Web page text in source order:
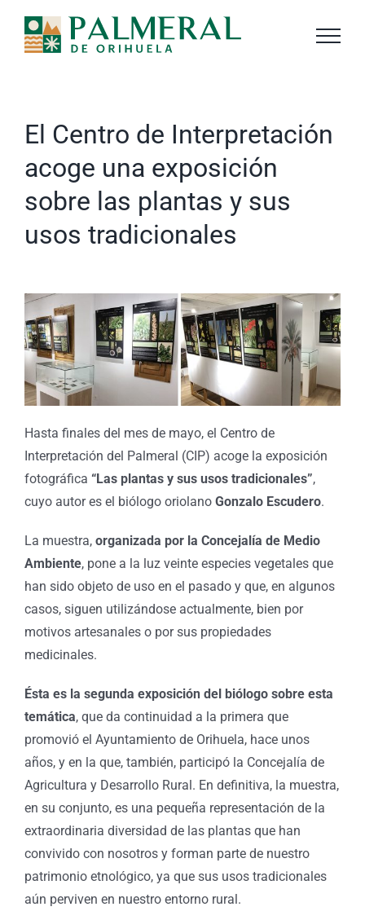
contenido
El Centro de Interpretación
acoge una exposición
sobre las plantas y sus
usos tradicionales
Hasta finales del mes de mayo, el Centro de
Interpretación del Palmeral (CIP) acoge la exposición
fotográfica “Las plantas y sus usos tradicionales”,
cuyo autor es el biólogo oriolano Gonzalo Escudero.
La muestra, organizada por la Concejalía de Medio
Ambiente, pone a la luz veinte especies vegetales que
han sido objeto de uso en el pasado y que, en algunos
casos, siguen utilizándose actualmente, bien por
motivos artesanales o por sus propiedades
medicinales.
Ésta es la segunda exposición del biólogo sobre esta
temática, que da continuidad a la primera que
promovió el Ayuntamiento de Orihuela, hace unos
años, y en la que, también, participó la Concejalía de
Agricultura y Desarrollo Rural. En definitiva, la muestra,
en su conjunto, es una pequeña representación de la
extraordinaria diversidad de las plantas que han
convivido con nosotros y forman parte de nuestro
patrimonio etnológico, ya que sus usos tradicionales
aún perviven en nuestro entorno rural.